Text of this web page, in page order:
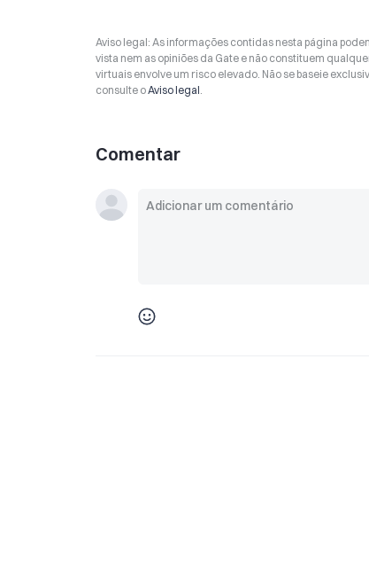
Aviso legal: As informações contidas nesta página
vista nem as opiniões da Gate e não constituem
virtuais envolve um risco elevado. Não se baseie
consulte oAviso legal.
Comentar